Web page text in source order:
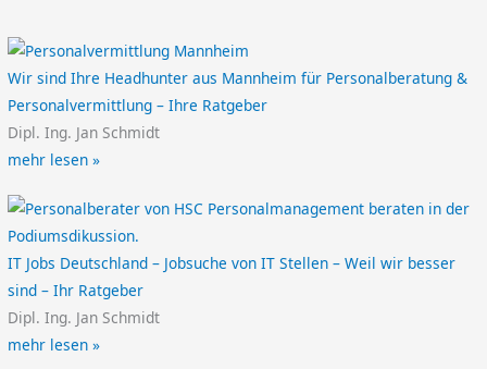
Wir sind Ihre Headhunter aus Mannheim für Personalberatung &
Personalvermittlung – Ihre Ratgeber
Dipl. Ing. Jan Schmidt
mehr lesen »
IT Jobs Deutschland – Jobsuche von IT Stellen – Weil wir besser
sind – Ihr Ratgeber
Dipl. Ing. Jan Schmidt
mehr lesen »